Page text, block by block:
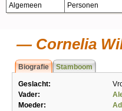
Algemeen Personen
Cornelia
Biografie Stamboom
Geslacht:
Vader:
Moeder: